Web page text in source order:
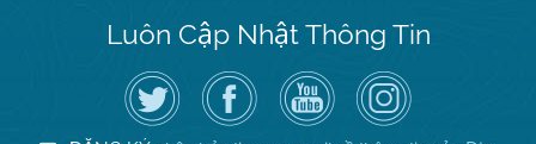
Luôn Cập Nhật Thông Tin
Hãy
theo
dõi
Địa
Truy
cập
Trang
Facebook
Kênh
YouTube
của
Địa
Air
District
on
Instagram